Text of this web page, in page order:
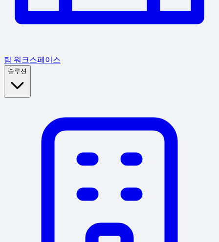
팀 워크스페이스
솔루션